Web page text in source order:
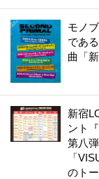
モノ
であ
曲「
新宿
ント
第八
「
のト